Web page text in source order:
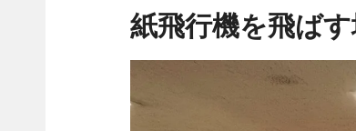
紙飛行機を飛ば